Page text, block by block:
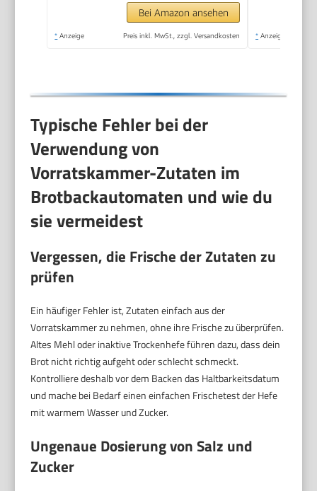
Schwarz
Bei Amazon ansehen
* Anzeige Preis inkl. MwSt., zzgl. Versandkosten * Anzeige
Typische Fehler bei der
Verwendung von
Vorratskammer-Zutaten im
Brotbackautomaten und wie du
sie vermeidest
Vergessen, die Frische der Zutaten zu
prüfen
Ein häufiger Fehler ist, Zutaten einfach aus der
Vorratskammer zu nehmen, ohne ihre Frische zu überprüfen.
Altes Mehl oder inaktive Trockenhefe führen dazu, dass dein
Brot nicht richtig aufgeht oder schlecht schmeckt.
Kontrolliere deshalb vor dem Backen das Haltbarkeitsdatum
und mache bei Bedarf einen einfachen Frischetest der Hefe
mit warmem Wasser und Zucker.
Ungenaue Dosierung von Salz und
Zucker